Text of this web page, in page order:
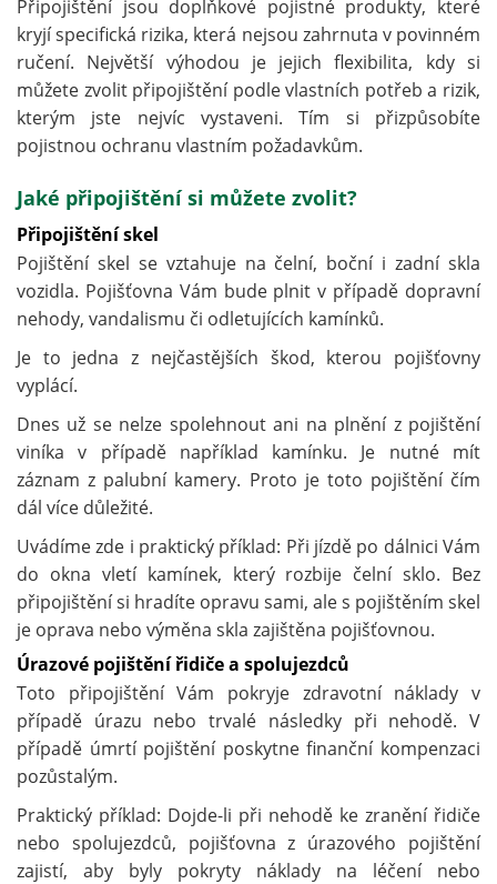
Připojištění jsou doplňkové pojistné produkty, které
kryjí specifická rizika, která nejsou zahrnuta v povinném
ručení. Největší výhodou je jejich flexibilita, kdy si
můžete zvolit připojištění podle vlastních potřeb a rizik,
kterým jste nejvíc vystaveni. Tím si přizpůsobíte
pojistnou ochranu vlastním požadavkům.
Jaké připojištění si můžete zvolit?
Připojištění skel
Pojištění skel se vztahuje na čelní, boční i zadní skla
vozidla. Pojišťovna Vám bude plnit v případě dopravní
nehody, vandalismu či odletujících kamínků.
Je to jedna z nejčastějších škod, kterou pojišťovny
vyplácí.
Dnes už se nelze spolehnout ani na plnění z pojištění
viníka v případě například kamínku. Je nutné mít
záznam z palubní kamery. Proto je toto pojištění čím
dál více důležité.
Uvádíme zde i praktický příklad: Při jízdě po dálnici Vám
do okna vletí kamínek, který rozbije čelní sklo. Bez
připojištění si hradíte opravu sami, ale s pojištěním skel
je oprava nebo výměna skla zajištěna pojišťovnou.
Úrazové pojištění řidiče a spolujezdců
Toto připojištění Vám pokryje zdravotní náklady v
případě úrazu nebo trvalé následky při nehodě. V
případě úmrtí pojištění poskytne finanční kompenzaci
pozůstalým.
Praktický příklad: Dojde-li při nehodě ke zranění řidiče
nebo spolujezdců, pojišťovna z úrazového pojištění
zajistí, aby byly pokryty náklady na léčení nebo